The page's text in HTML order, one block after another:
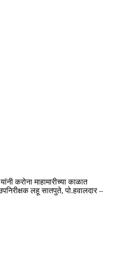
करोना माहामारीच्या काळात
लहू सातपुते, पो.हवालदार –